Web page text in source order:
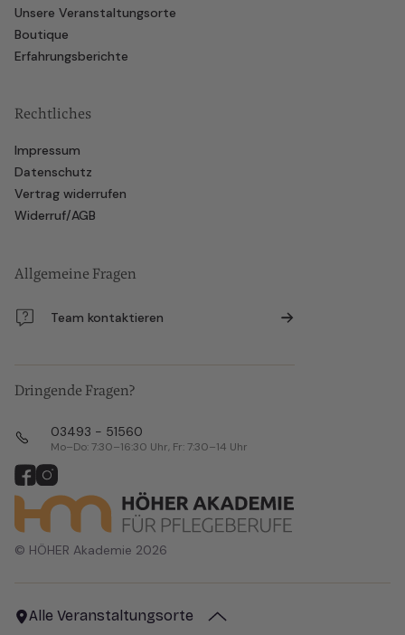
Unsere Veranstaltungsorte
Boutique
Erfahrungsberichte
Rechtliches
Impressum
Datenschutz
Vertrag widerrufen
Widerruf/AGB
Allgemeine Fragen
Team kontaktieren
Dringende Fragen?
03493 - 51560
Mo–Do: 7:30–16:30 Uhr, Fr: 7:30–14 Uhr
© HÖHER Akademie 2026
Alle Veranstaltungsorte